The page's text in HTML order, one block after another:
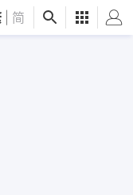
简